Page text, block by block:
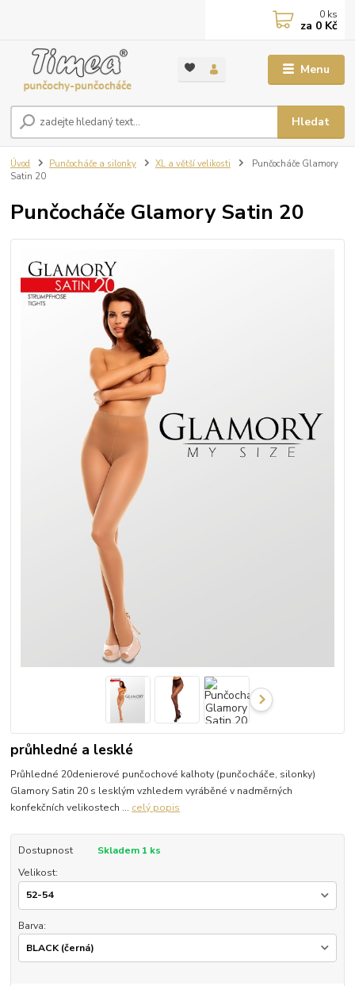
Menu
Hledat
0 ks
za 0 Kč
Úvod Punčocháče a silonky XL a větší velikosti
Punčocháče Glamory
Satin 20
Punčocháče Glamory Satin 20
průhledné a lesklé
Průhledné 20denierové punčochové kalhoty (punčocháče, silonky)
Glamory Satin 20 s lesklým vzhledem vyráběné v nadměrných
konfekčních velikostech ... celý popis
Dostupnost
Skladem 1 ks
Velikost:
Barva: